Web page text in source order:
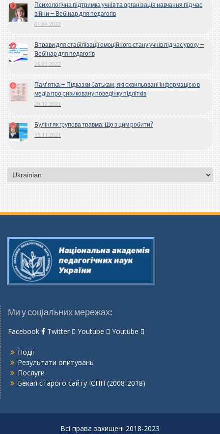
Психологічна підтримка учнів та організація навчання під час
війни – Вебінар для педагогів
01.04.2022
Вправи для стабілізації емоційного стану учнів під час уроку –
Вебінар для педагогів
26.03.2022
Пам’ятка – Підказки батькам, які схвильовані інформацією в
медіа про ризиковану поведінку підлітків
20.12.2021
Булінг як групова травма: Що з цим робити?
15.11.2021
Вибрати
мову
Ми у соціальних мережах:
Facebook Twitter Youtube Youtube
Події
Результати опитувань
Послуги
Бекап старого сайту ІСПП (2008-2018)
Всі права захищені 2018-2023